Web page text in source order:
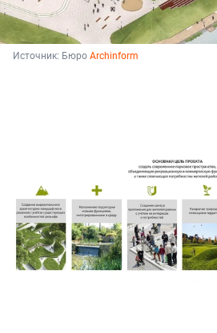
Источник: Бюро Archinform